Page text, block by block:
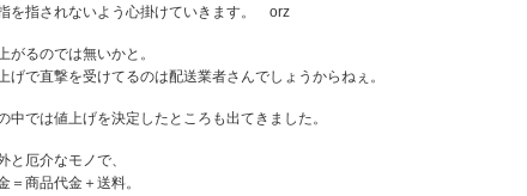
を指されないよう心掛けていきます。 orz
がるのでは無いかと。
げで直撃を受けてるのは配送業者さんでしょうからねぇ。
中では値上げを決定したところも出てきました。
と厄介なモノで、
＝商品代金＋送料。